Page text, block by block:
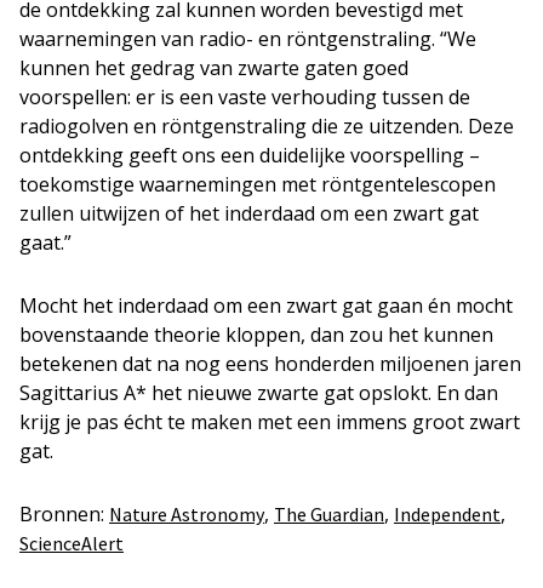
de ontdekking zal kunnen worden bevestigd met
waarnemingen van radio- en röntgenstraling. “We
kunnen het gedrag van zwarte gaten goed
voorspellen: er is een vaste verhouding tussen de
radiogolven en röntgenstraling die ze uitzenden. Deze
ontdekking geeft ons een duidelijke voorspelling –
toekomstige waarnemingen met röntgentelescopen
zullen uitwijzen of het inderdaad om een zwart gat
gaat.”
Mocht het inderdaad om een zwart gat gaan én mocht
bovenstaande theorie kloppen, dan zou het kunnen
betekenen dat na nog eens honderden miljoenen jaren
Sagittarius A* het nieuwe zwarte gat opslokt. En dan
krijg je pas écht te maken met een immens groot zwart
gat.
Bronnen: Nature Astronomy, The Guardian, Independent,
ScienceAlert